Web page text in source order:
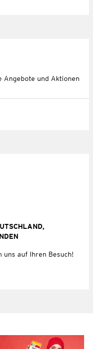
Angebote und Aktionen
uns auf Ihren Besuch!